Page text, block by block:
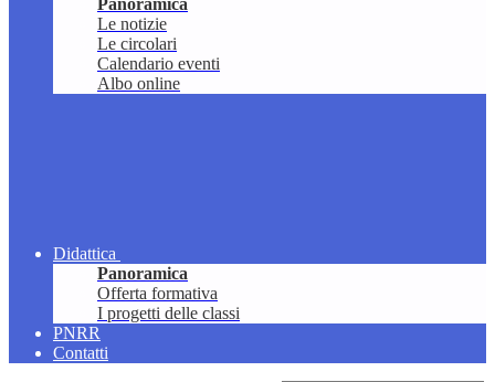
Panoramica
Le notizie
Le circolari
Calendario eventi
Albo online
Didattica
Panoramica
Offerta formativa
I progetti delle classi
PNRR
Contatti